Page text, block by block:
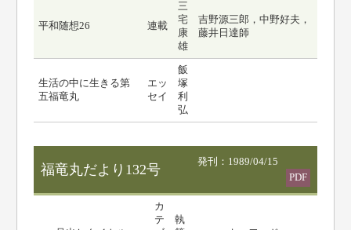
平和随想26 連載
三
宅
康
雄
吉野源三郎，中野好夫，
藤井日達師
生活の中に生きる第
五福竜丸
エッ
セイ
飯
塚
利
弘
福竜丸だより132号
発刊：1989/04/15
PDF
カ
テ
執